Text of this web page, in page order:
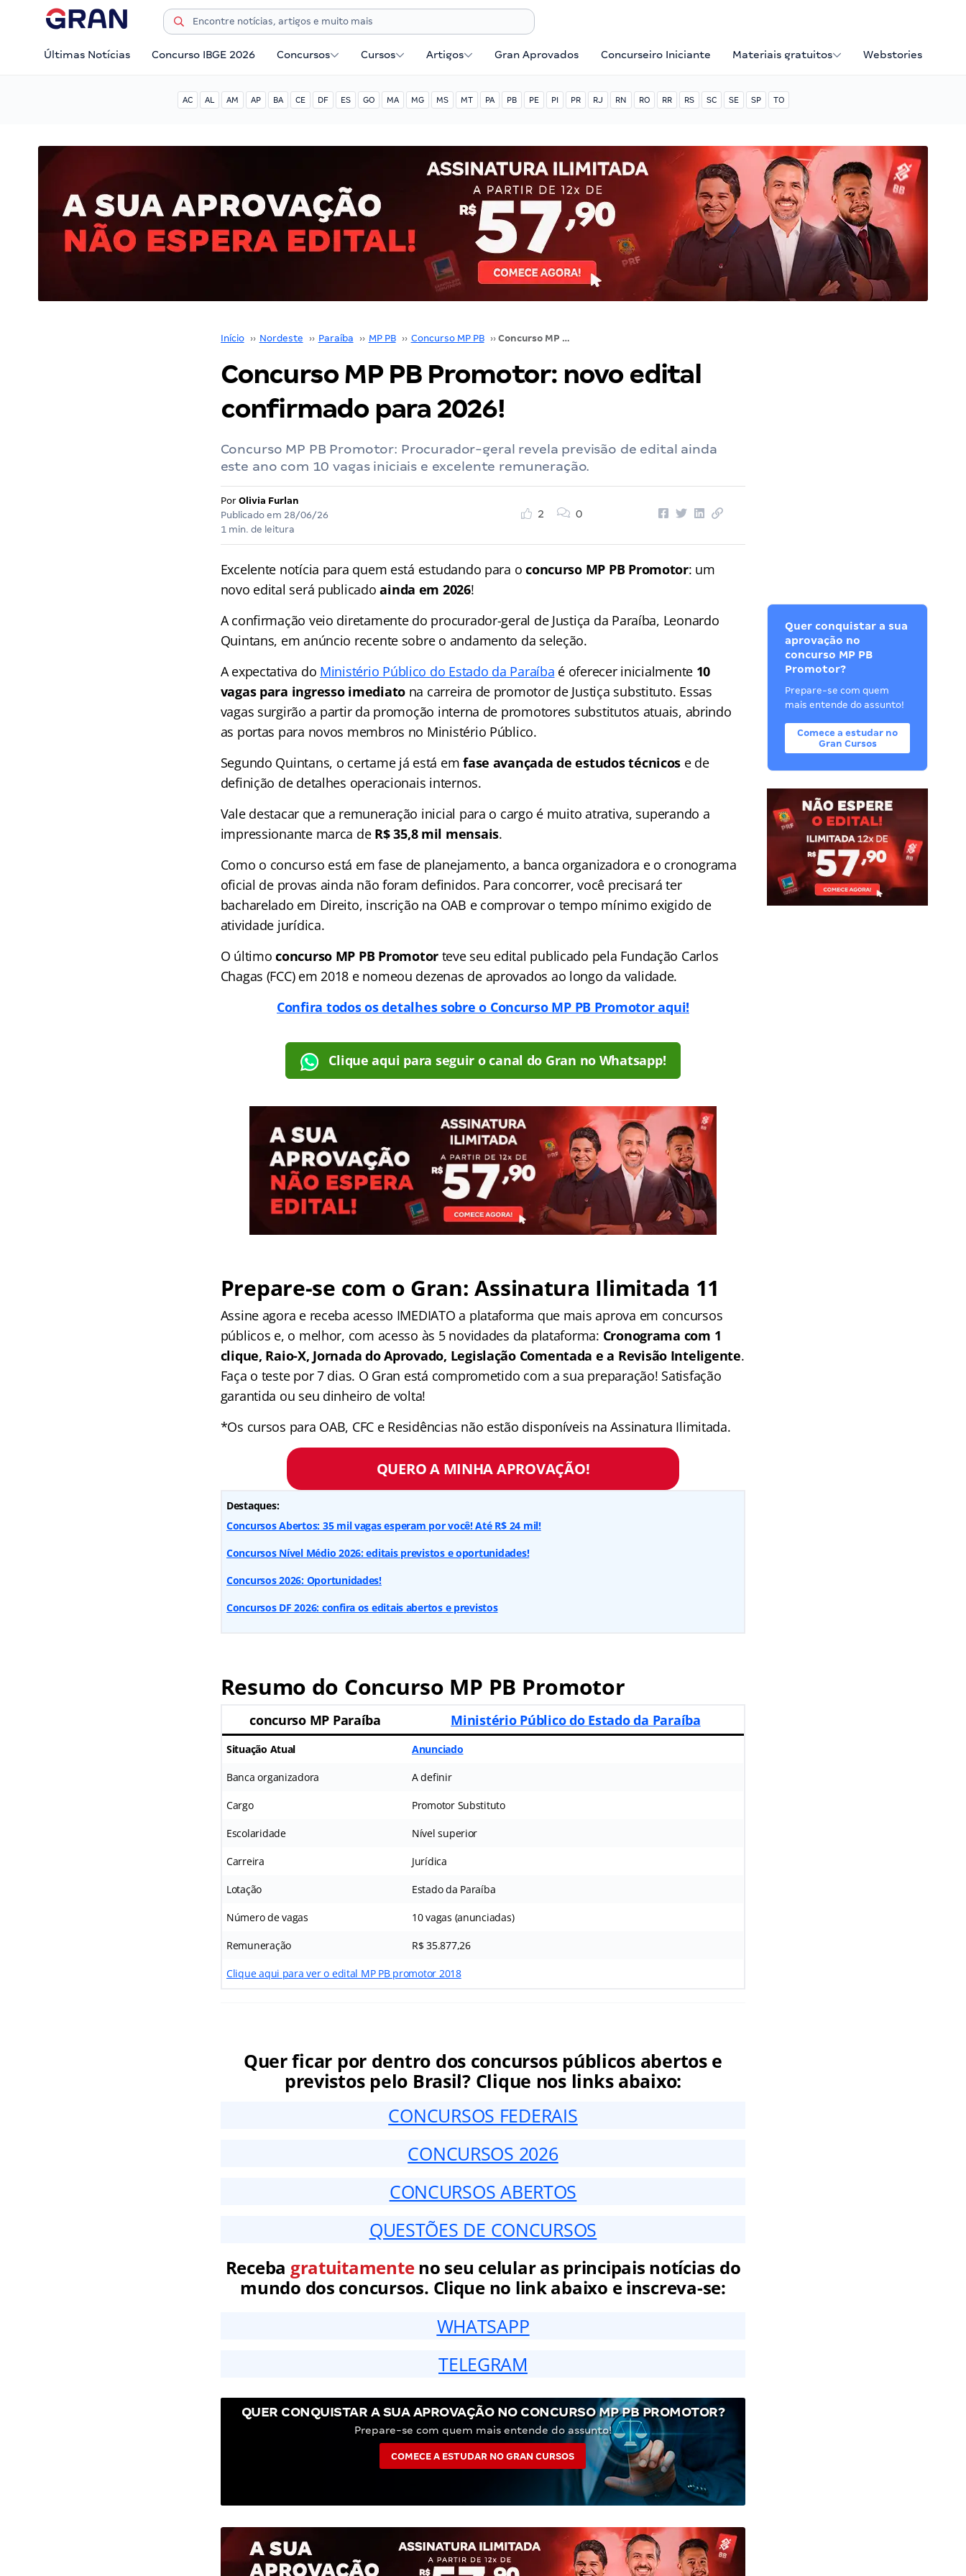
Últimas Notícias Concurso IBGE 2026 Concursos Cursos Artigos Gran Aprovados Concurseiro Iniciante Materiais gratuitos Webstories
AC AL AM AP BA CE DF ES GO MA MG MS MT PA PB PE PI PR RJ RN RO RR RS SC SE SP TO
Início ›› Nordeste ›› Paraíba ›› MP PB ›› Concurso MP PB ›› Concurso MP PB Promotor: novo edital confirmado para 2026!
Concurso MP PB Promotor: novo edital
confirmado para 2026!
Concurso MP PB Promotor: Procurador-geral revela previsão de edital ainda
este ano com 10 vagas iniciais e excelente remuneração.
Por Olivia Furlan
Publicado em 28/06/26
1 min. de leitura
2 0
Excelente notícia para quem está estudando para oconcurso MP PB Promotor: um
novo edital será publicadoainda em 2026!
A confirmação veio diretamente do procurador-geral de Justiça da Paraíba, Leonardo
Quintans, em anúncio recente sobre o andamento da seleção.
A expectativa do Ministério Público do Estado da Paraíba é oferecer inicialmente 10
vagas para ingresso imediato na carreira de promotor de Justiça substituto. Essas
vagas surgirão a partir da promoção interna de promotores substitutos atuais, abrindo
as portas para novos membros no Ministério Público.
Segundo Quintans, o certame já está emfase avançada de estudos técnicos e de
definição de detalhes operacionais internos.
Vale destacar que a remuneração inicial para o cargo é muito atrativa, superando a
impressionante marca de R$ 35,8 mil mensais.
Como o concurso está em fase de planejamento, a banca organizadora e o cronograma
oficial de provas ainda não foram definidos. Para concorrer, você precisará ter
bacharelado em Direito, inscrição na OAB e comprovar o tempo mínimo exigido de
atividade jurídica.
O últimoconcurso MP PB Promotorteve seu edital publicado pela Fundação Carlos
Chagas (FCC) em 2018 e nomeou dezenas de aprovados ao longo da validade.
Confira todos os detalhes sobre o Concurso MP PB Promotor aqui!
Clique aqui para seguir o canal do Gran no Whatsapp!
Prepare-se com o Gran: Assinatura Ilimitada 11
Assine agora e receba acesso IMEDIATO a plataforma que mais aprova em concursos
públicos e, o melhor, com acesso às 5 novidades da plataforma: Cronograma com 1
clique, Raio-X, Jornada do Aprovado, Legislação Comentada e a Revisão Inteligente.
Faça o teste por 7 dias. O Gran está comprometido com a sua preparação! Satisfação
garantida ou seu dinheiro de volta!
*Os cursos para OAB, CFC e Residências não estão disponíveis na Assinatura Ilimitada.
QUERO A MINHA APROVAÇÃO!
Destaques:
Concursos Abertos: 35 mil vagas esperam por você! Até R$ 24 mil!
Concursos Nível Médio 2026: editais previstos e oportunidades!
Concursos 2026: Oportunidades!
Concursos DF 2026: confira os editais abertos e previstos
Resumo do Concurso MP PB Promotor
concurso MP Paraíba Ministério Público do Estado da Paraíba
Situação Atual Anunciado
Banca organizadora A definir
Cargo Promotor Substituto
Escolaridade Nível superior
Carreira Jurídica
Lotação Estado da Paraíba
Número de vagas 10 vagas (anunciadas)
Remuneração R$ 35.877,26
Clique aqui para ver o edital MP PB promotor 2018
Quer ficar por dentro dos concursos públicos abertos e
previstos pelo Brasil? Clique nos links abaixo:
CONCURSOS FEDERAIS
CONCURSOS 2026
CONCURSOS ABERTOS
QUESTÕES DE CONCURSOS
Receba gratuitamenteno seu celular as principais notícias do
mundo dos concursos. Clique no link abaixo e inscreva-se:
WHATSAPP
TELEGRAM
QUER CONQUISTAR A SUA APROVAÇÃO NO CONCURSO MP PB PROMOTOR?
Prepare-se com quem mais entende do assunto!
COMECE A ESTUDAR NO GRAN CURSOS
Quer conquistar a sua
aprovação no
concurso MP PB
Promotor?
Prepare-se com quem
mais entende do assunto!
Comece a estudar no
Gran Cursos